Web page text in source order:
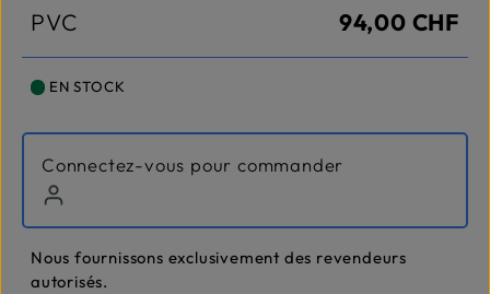
PVC 94,00 CHF
EN STOCK
Connectez-vous pour commander
Nous fournissons exclusivement des revendeurs
autorisés.